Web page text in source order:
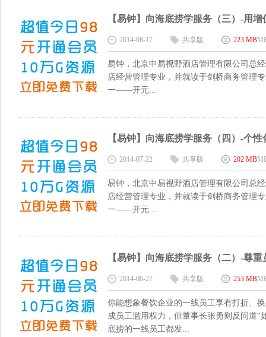
【易钟】向海底捞学服务（三）-用
2014-08-17 共享版 223 MB
易钟，北京中易视野酒店管理有限公司总
店经营管理专业，并就读于剑桥商务管理
一——开元...
【易钟】向海底捞学服务（四）-个
2014-07-22 共享版 202 MB
易钟，北京中易视野酒店管理有限公司总
店经营管理专业，并就读于剑桥商务管理
一——开元...
【易钟】向海底捞学服务（二）-尊重
2014-06-27 共享版 253 MB
你能想象餐饮企业的一线员工享有打折、
成员工滥用权力，但董事长张勇则反问道
底捞的一线员工都发...